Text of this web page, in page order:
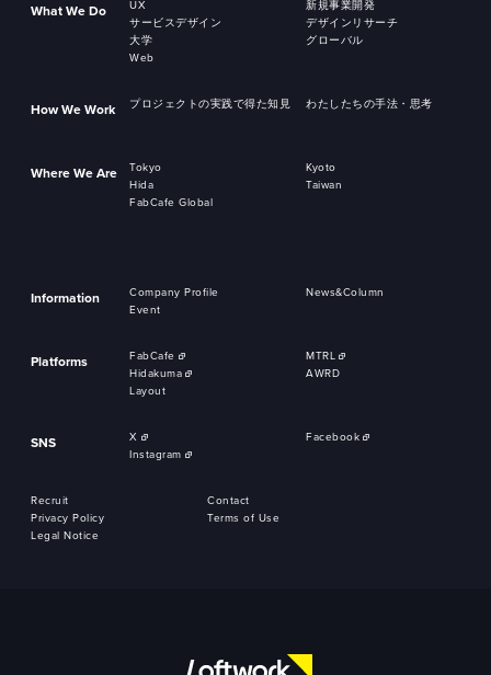
What We Do UX
新規事業開発
サービスデザイン
デザインリサーチ
大学
グローバル
Web
How We Work プロジェクトの実践で得た知見 わたしたちの手法・思考
Where We Are Tokyo
Kyoto
Hida
Taiwan
FabCafe Global
Information Company Profile
News&Column
Event
Platforms FabCafe
MTRL
Hidakuma
AWRD
Layout
SNS X
Facebook
Instagram
Recruit
Contact
Privacy Policy
Terms of Use
Legal Notice